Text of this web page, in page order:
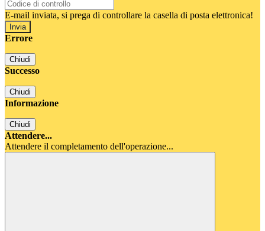
E-mail inviata, si prega di controllare la casella di posta elettronica!
Errore
Chiudi
Successo
Chiudi
Informazione
Chiudi
Attendere...
Attendere il completamento dell'operazione...